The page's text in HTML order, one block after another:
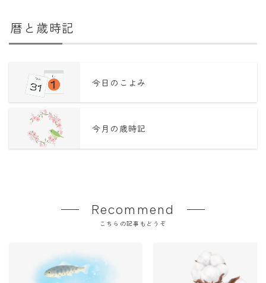
暦と歳時記
今日のこよみ
今月の歳時記
Recommend
こちらの記事もどうぞ